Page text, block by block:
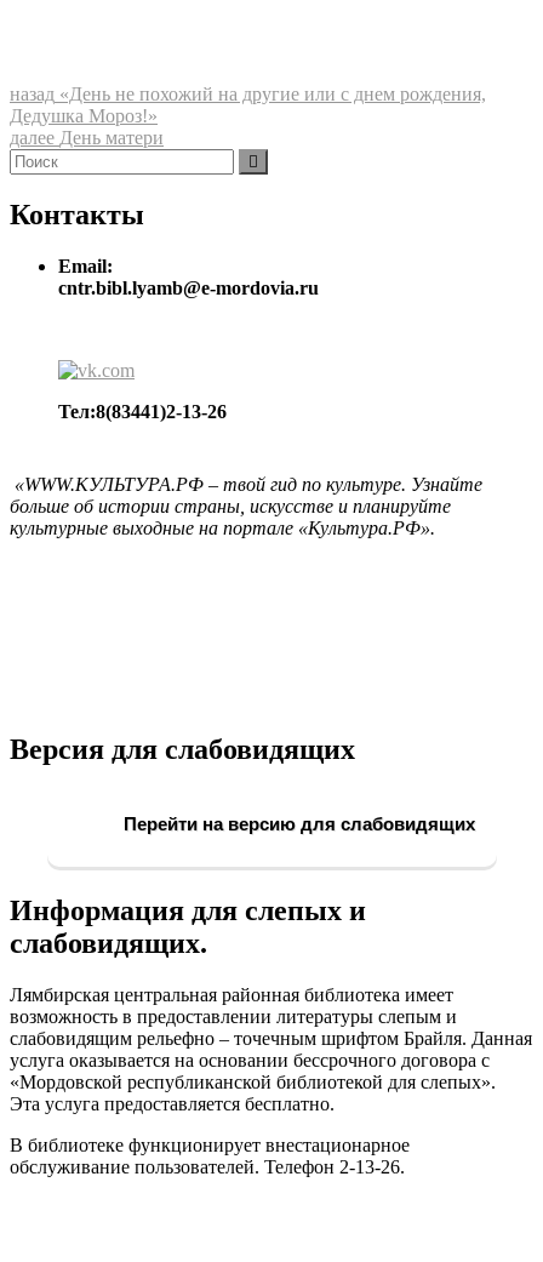
Навигация
по
записям
назад Предыдущая
запись:
«День не похожий на другие или с днем рождения,
Дедушка Мороз!»
далее Следующая
День матери
Найти:
Контакты
Email:
cntr.bibl.lyamb@e-mordovia.ru
Тел:8(83441)2-13-26
«WWW.КУЛЬТУРА.РФ – твой гид по культуре. Узнайте
больше об истории страны, искусстве и планируйте
культурные выходные на портале «Культура.РФ».
Версия для слабовидящих
Перейти на версию для слабовидящих
Информация для слепых и
слабовидящих.
Лямбирская центральная районная библиотека имеет
возможность в предоставлении литературы слепым и
слабовидящим рельефно – точечным шрифтом Брайля. Данная
услуга оказывается на основании бессрочного договора с
«Мордовской республиканской библиотекой для слепых».
Эта услуга предоставляется бесплатно.
В библиотеке функционирует внестационарное
обслуживание пользователей. Телефон 2-13-26.